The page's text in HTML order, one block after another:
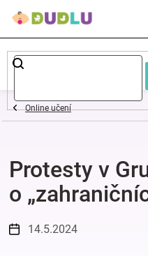
Dětské
a
oblečení
Pokojíček
a
Online učení
Protesty v
o
14.5.2024